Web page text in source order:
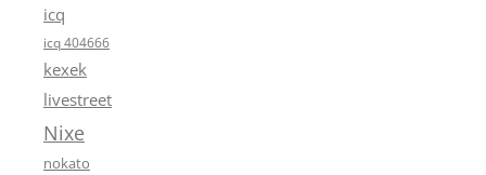
icq
icq 404666
kexek
livestreet
Nixe
nokato